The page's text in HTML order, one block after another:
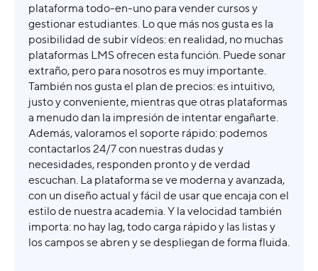
plataforma todo-en-uno para vender cursos y
gestionar estudiantes. Lo que más nos gusta es la
posibilidad de subir vídeos: en realidad, no muchas
plataformas LMS ofrecen esta función. Puede sonar
extraño, pero para nosotros es muy importante.
También nos gusta el plan de precios: es intuitivo,
justo y conveniente, mientras que otras plataformas
a menudo dan la impresión de intentar engañarte.
Además, valoramos el soporte rápido: podemos
contactarlos 24/7 con nuestras dudas y
necesidades, responden pronto y de verdad
escuchan. La plataforma se ve moderna y avanzada,
con un diseño actual y fácil de usar que encaja con el
estilo de nuestra academia. Y la velocidad también
importa: no hay lag, todo carga rápido y las listas y
los campos se abren y se despliegan de forma fluida.